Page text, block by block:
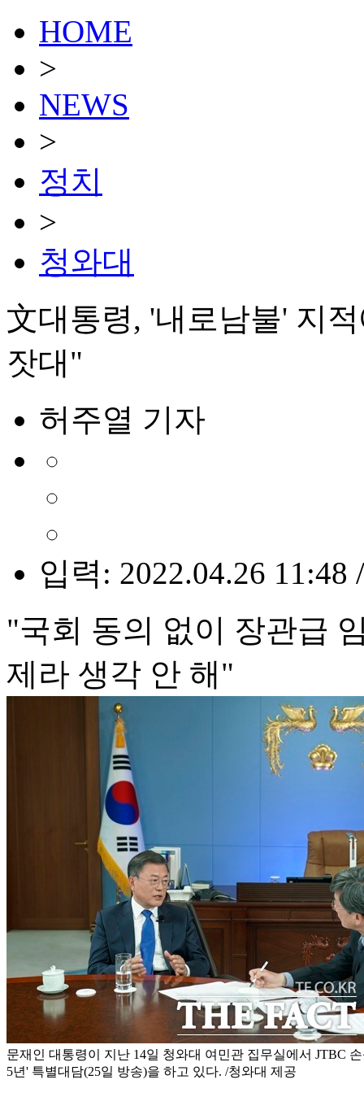
HOME
>
NEWS
>
정치
>
청와대
文대통령, '내로남불' 지
잣대"
허주열 기자
입력: 2022.04.26 11:48
"국회 동의 없이 장관급
제라 생각 안 해"
문재인 대통령이 지난 14일 청와대 여민관 집무실에서 JTBC
5년' 특별대담(25일 방송)을 하고 있다. /청와대 제공